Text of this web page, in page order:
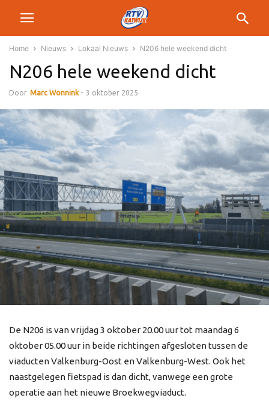
Home Nieuws Lokaal Nieuws N206 hele weekend dicht
N206 hele weekend dicht
Door Marc Wonnink - 3 oktober 2025
De N206 is van vrijdag 3 oktober 20.00 uur tot maandag 6
oktober 05.00 uur in beide richtingen afgesloten tussen de
viaducten Valkenburg-Oost en Valkenburg-West. Ook het
naastgelegen fietspad is dan dicht, vanwege een grote
operatie aan het nieuwe Broekwegviaduct.